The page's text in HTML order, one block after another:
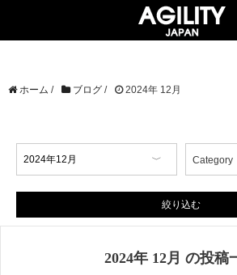
ホーム / ブログ / 2024年 12月
Category
絞り込む
2024年 12月 の投稿